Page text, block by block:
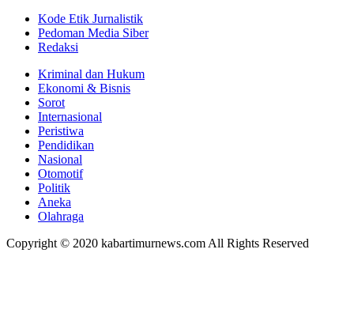
Kode Etik Jurnalistik
Pedoman Media Siber
Redaksi
Kriminal dan Hukum
Ekonomi & Bisnis
Sorot
Internasional
Peristiwa
Pendidikan
Nasional
Otomotif
Politik
Aneka
Olahraga
Copyright © 2020 kabartimurnews.com All Rights Reserved